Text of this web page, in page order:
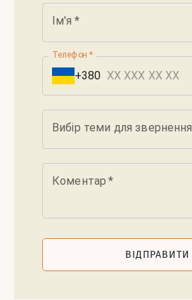
Ім'я *
Телефон *
+380
Вибір теми для звернення
Коментар *
ВІДПРАВИТИ